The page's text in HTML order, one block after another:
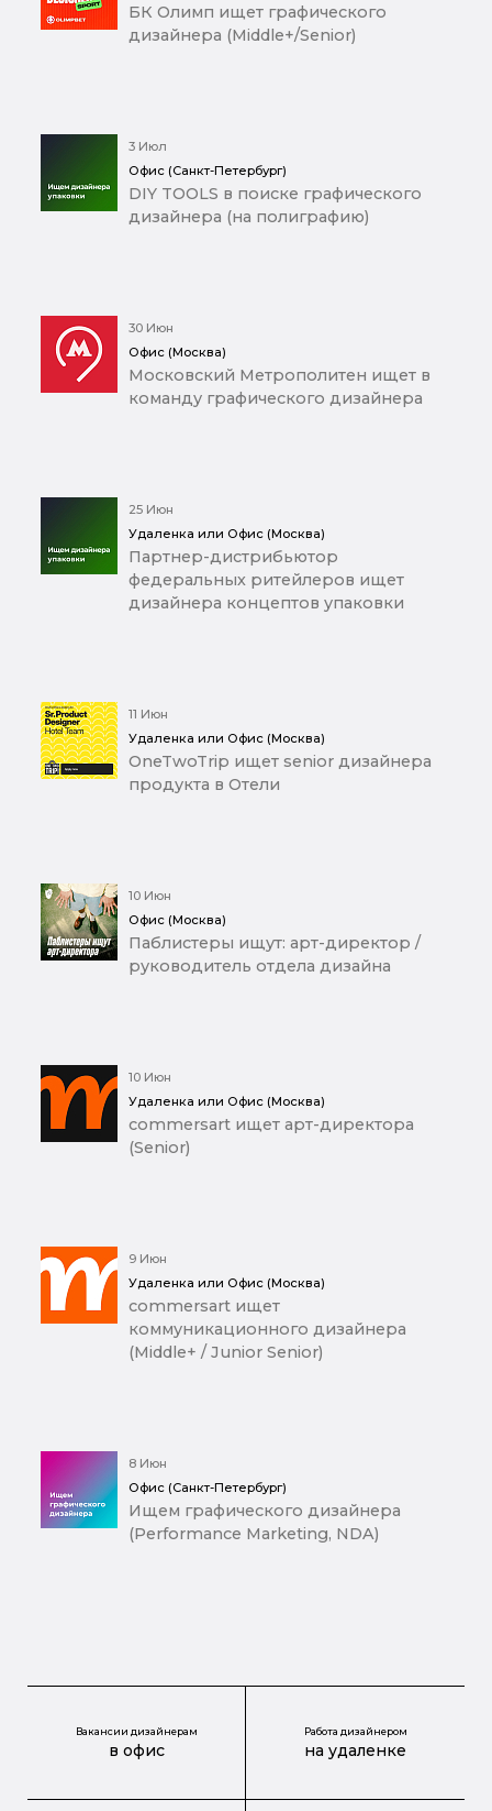
БК Олимп ищет графического
дизайнера (Middle+/Senior)
3 Июл
Офис (Санкт-Петербург)
DIY TOOLS в поиске графического
дизайнера (на полиграфию)
30 Июн
Офис (Москва)
Московский Метрополитен ищет в
команду графического дизайнера
25 Июн
Удаленка или Офис (Москва)
Партнер-дистрибьютор
федеральных ритейлеров ищет
дизайнера концептов упаковки
11 Июн
Удаленка или Офис (Москва)
OneTwoTrip ищет senior дизайнера
продукта в Отели
10 Июн
Офис (Москва)
Паблистеры ищут: арт-директор /
руководитель отдела дизайна
10 Июн
Удаленка или Офис (Москва)
commersart ищет арт-директора
(Senior)
9 Июн
Удаленка или Офис (Москва)
commersart ищет
коммуникационного дизайнера
(Middle+ / Junior Senior)
8 Июн
Офис (Санкт-Петербург)
Ищем графического дизайнера
(Performance Marketing, NDA)
Вакансии дизайнерам
в офис
Работа дизайнером
на удаленке